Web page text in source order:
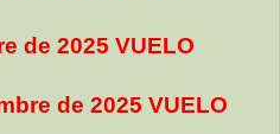
de 2025 VUELO
de 2025 VUELO